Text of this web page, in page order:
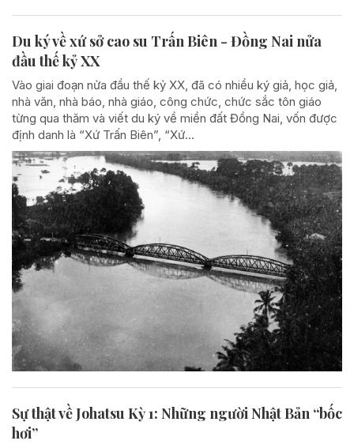
Du ký về xứ sở cao su Trấn Biên - Đồng Nai nửa
đầu thế kỷ XX
Vào giai đoạn nửa đầu thế kỷ XX, đã có nhiều ký giả, học giả,
nhà văn, nhà báo, nhà giáo, công chức, chức sắc tôn giáo
từng qua thăm và viết du ký về miền đất Đồng Nai, vốn được
định danh là “Xứ Trấn Biên”, “Xứ...
Sự thật về Johatsu Kỳ 1: Những người Nhật Bản “bốc
hơi”